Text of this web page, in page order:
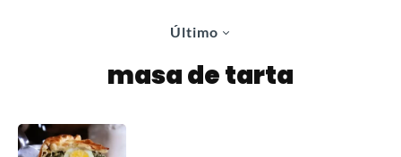
Último
masa de tarta